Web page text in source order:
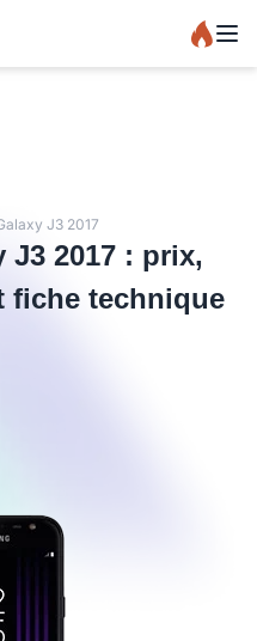
J3 2017
J3 2017 : prix,
fiche technique